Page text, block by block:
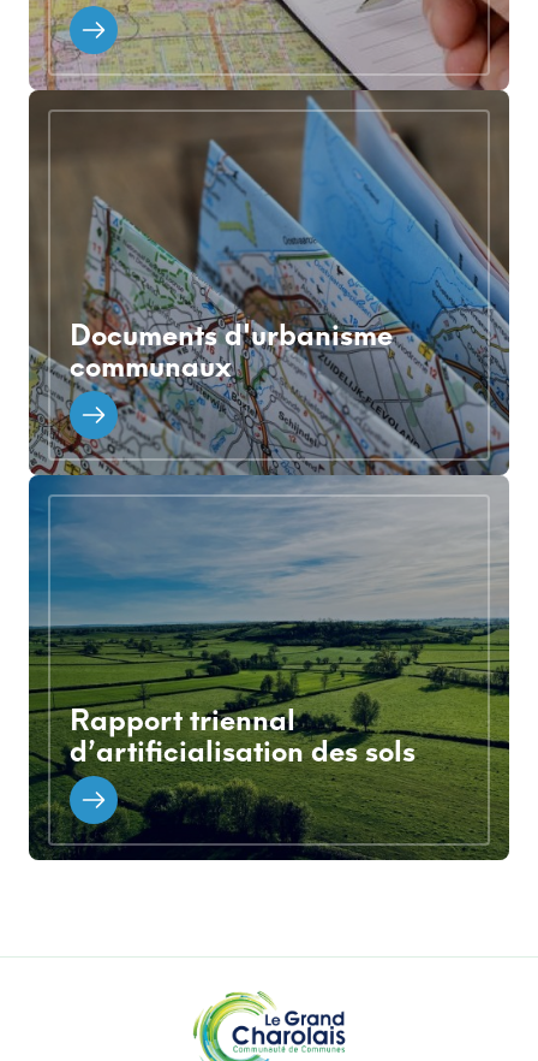
Documents d'urbanisme
communaux
Rapport triennal
d’artificialisation des sols